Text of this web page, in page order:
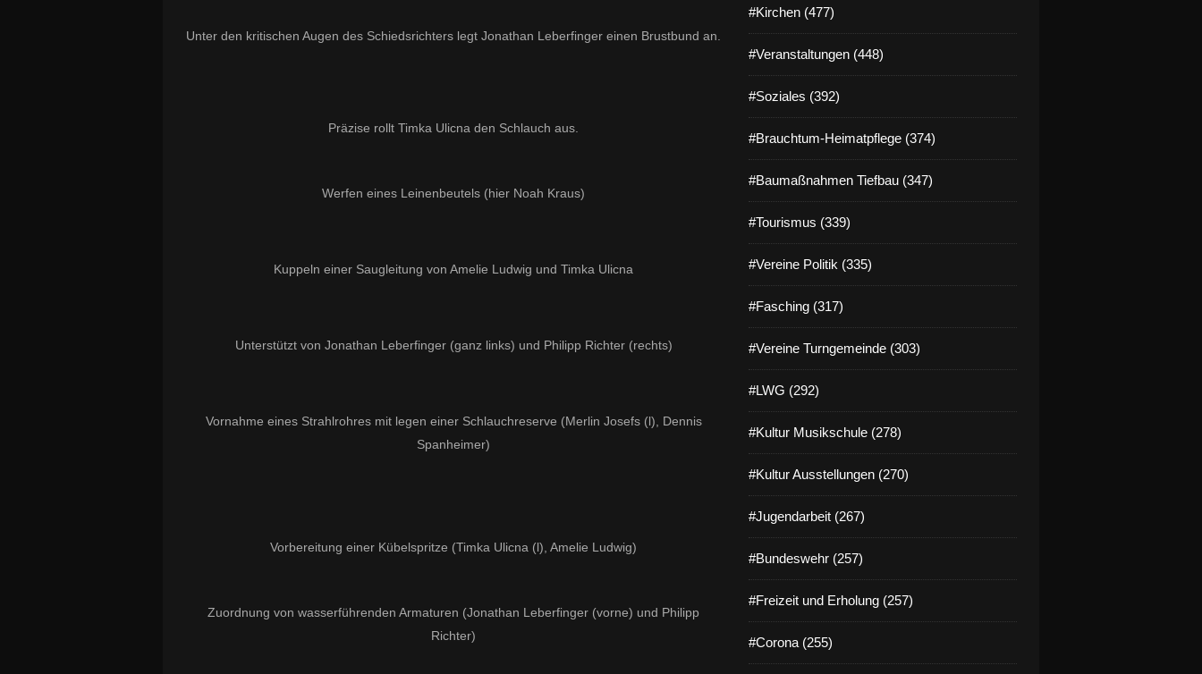
Unter den kritischen Augen des Schiedsrichters legt Jonathan Leberfinger einen Brustbund an.
Präzise rollt Timka Ulicna den Schlauch aus.
Werfen eines Leinenbeutels (hier Noah Kraus)
Kuppeln einer Saugleitung von Amelie Ludwig und Timka Ulicna
Unterstützt von Jonathan Leberfinger (ganz links) und Philipp Richter (rechts)
Vornahme eines Strahlrohres mit legen einer Schlauchreserve (Merlin Josefs (l), Dennis
Spanheimer)
Vorbereitung einer Kübelspritze (Timka Ulicna (l), Amelie Ludwig)
Zuordnung von wasserführenden Armaturen (Jonathan Leberfinger (vorne) und Philipp
Richter)
#Kirchen (477)
#Veranstaltungen (448)
#Soziales (392)
#Brauchtum-Heimatpflege (374)
#Baumaßnahmen Tiefbau (347)
#Tourismus (339)
#Vereine Politik (335)
#Fasching (317)
#Vereine Turngemeinde (303)
#LWG (292)
#Kultur Musikschule (278)
#Kultur Ausstellungen (270)
#Jugendarbeit (267)
#Bundeswehr (257)
#Freizeit und Erholung (257)
#Corona (255)